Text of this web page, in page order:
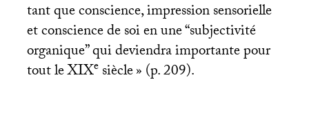
tant que conscience, impression sensorielle
et conscience de soi en une “subjectivité
organique” qui deviendra importante pour
tout leXIXesiècle» (p. 209).